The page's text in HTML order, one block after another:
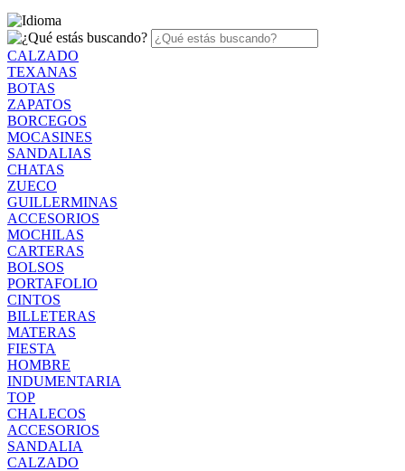
CALZADO
TEXANAS
BOTAS
ZAPATOS
BORCEGOS
MOCASINES
SANDALIAS
CHATAS
ZUECO
GUILLERMINAS
ACCESORIOS
MOCHILAS
CARTERAS
BOLSOS
PORTAFOLIO
CINTOS
BILLETERAS
MATERAS
FIESTA
HOMBRE
INDUMENTARIA
TOP
CHALECOS
ACCESORIOS
SANDALIA
CALZADO